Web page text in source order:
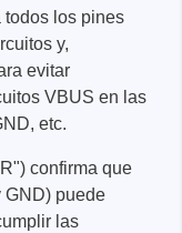
todos los pines
y,
evitar
VBUS en las
etc.
confirma que
GND) puede
las